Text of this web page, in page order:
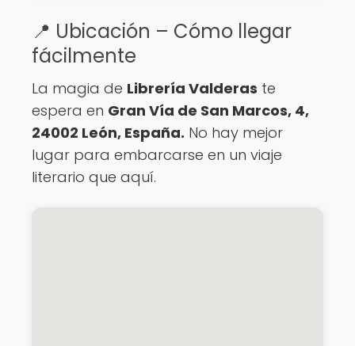
📍 Ubicación – Cómo llegar
fácilmente
La magia de Librería Valderas te
espera en Gran Vía de San Marcos, 4,
24002 León, España. No hay mejor
lugar para embarcarse en un viaje
literario que aquí.